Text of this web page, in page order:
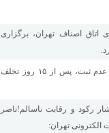
اتاق اصناف تهران، برگزاری
ثبت قیمت کالا و خدمات در سامانه ۱۲۴ الزامی است؛ عدم ثبت، پس از ۱۵ روز تخلف
رکود و رقابت ناسالم!ناصر
الکترونی تهران: